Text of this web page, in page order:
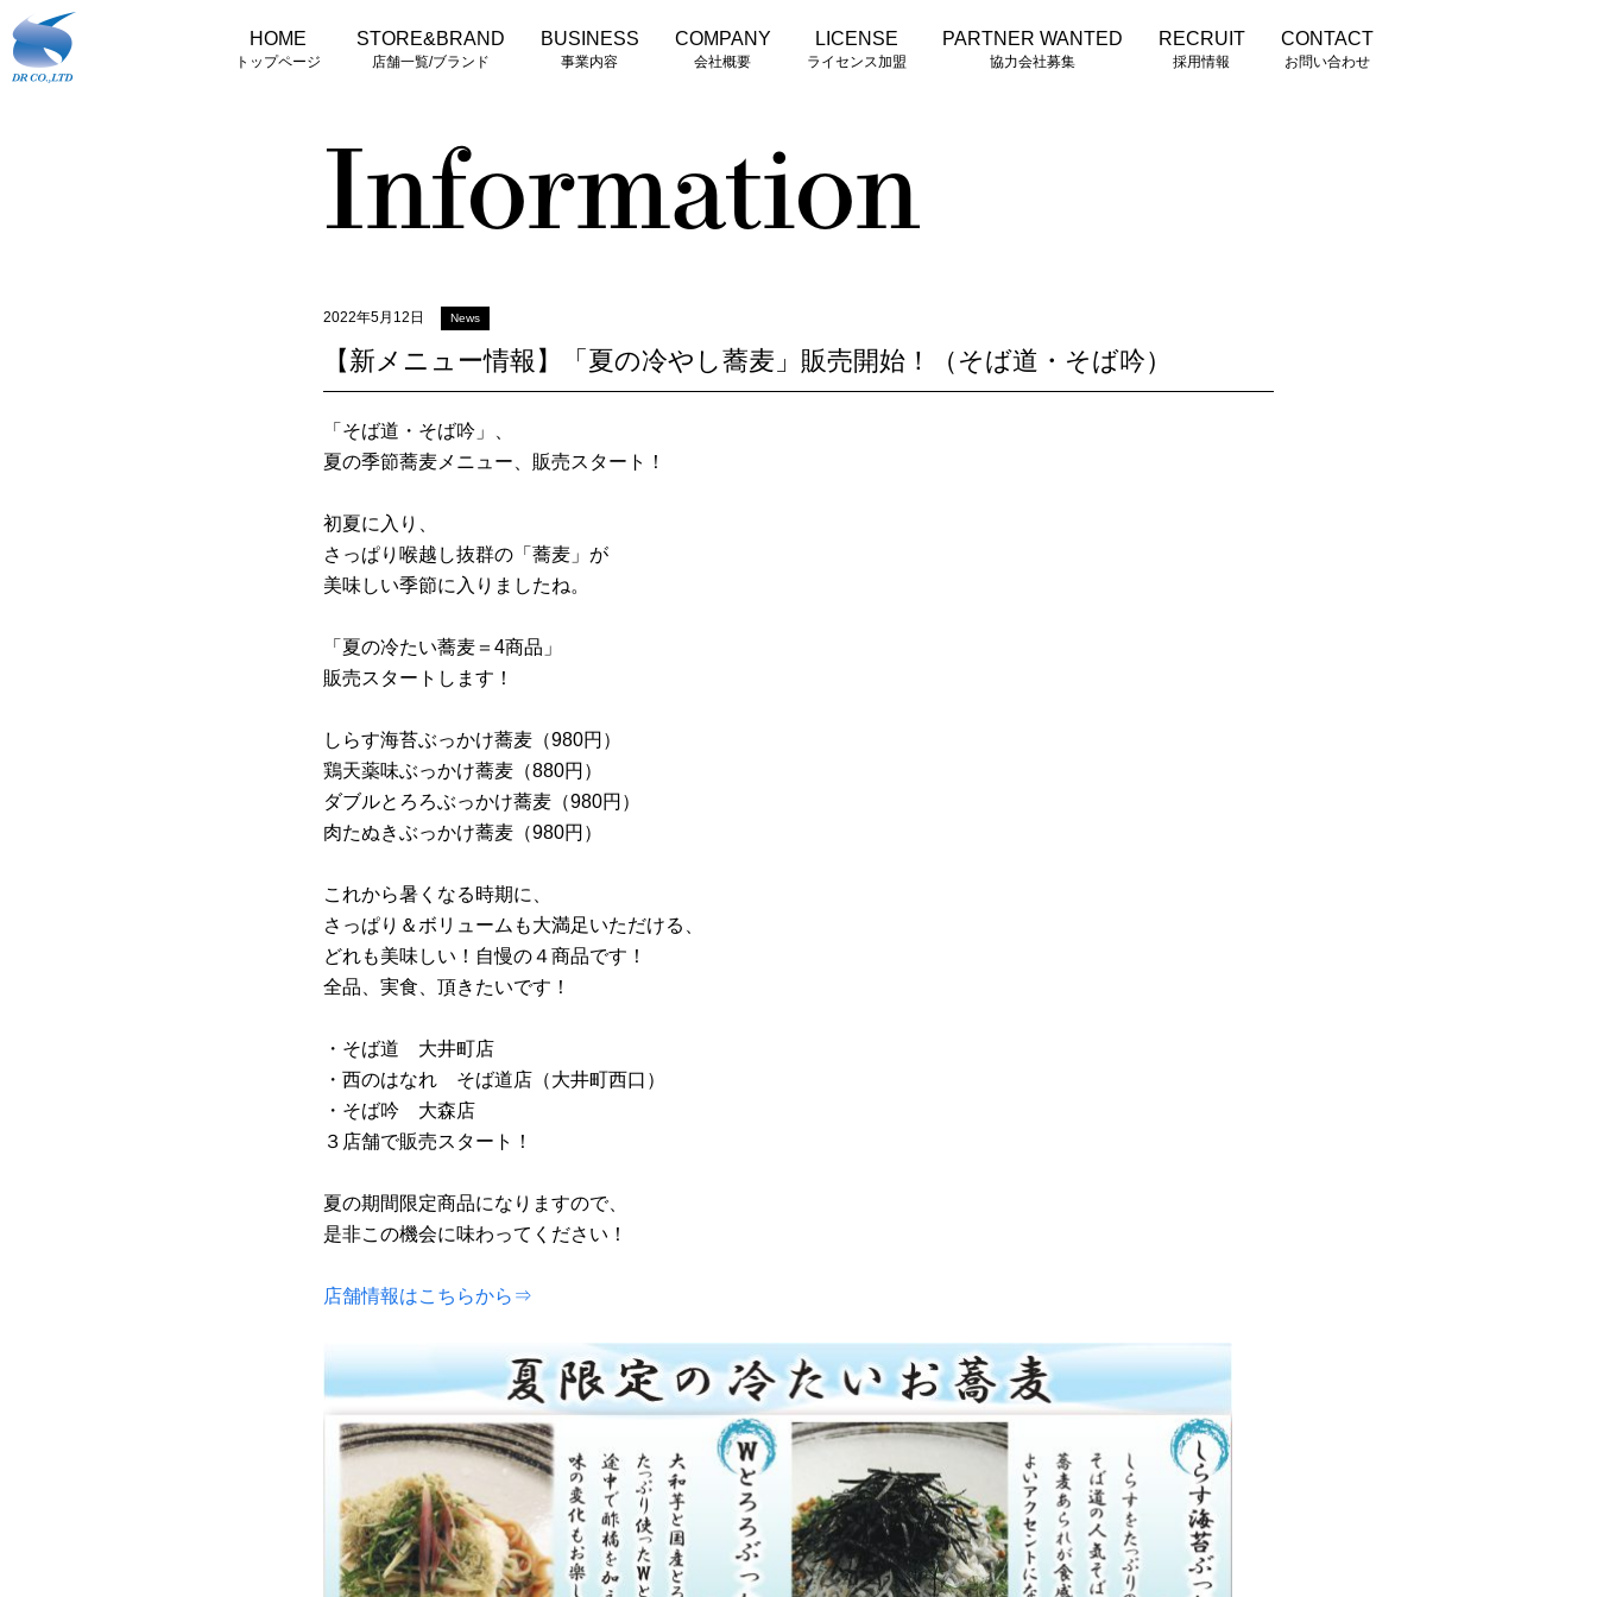
HOME
トップページ
STORE&BRAND
店舗一覧/ブランド
BUSINESS
事業内容
COMPANY
会社概要
LICENSE
ライセンス加盟
PARTNER WANTED
協力会社募集
RECRUIT
採用情報
CONTACT
お問い合わせ
Information
2022年5月12日 News
【新メニュー情報】「夏の冷やし蕎麦」販売開始！（そば道・そば吟）
「そば道・そば吟」、
夏の季節蕎麦メニュー、販売スタート！
初夏に入り、
さっぱり喉越し抜群の「蕎麦」が
美味しい季節に入りましたね。
「夏の冷たい蕎麦＝4商品」
販売スタートします！
しらす海苔ぶっかけ蕎麦（980円）
鶏天薬味ぶっかけ蕎麦（880円）
ダブルとろろぶっかけ蕎麦（980円）
肉たぬきぶっかけ蕎麦（980円）
これから暑くなる時期に、
さっぱり＆ボリュームも大満足いただける、
どれも美味しい！自慢の４商品です！
全品、実食、頂きたいです！
・そば道 大井町店
・西のはなれ そば道店（大井町西口）
・そば吟 大森店
３店舗で販売スタート！
夏の期間限定商品になりますので、
是非この機会に味わってください！
店舗情報はこちらから⇒